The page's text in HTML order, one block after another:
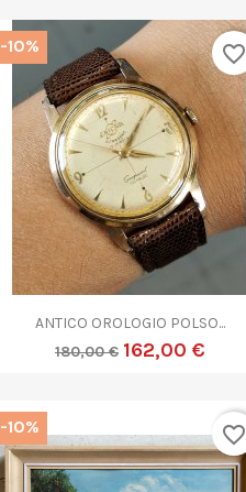
Anteprima
ANTICO OROLOGIO POLSO...
180,00 € 162,00 €
-10% favorite_border
-10% favorite_border